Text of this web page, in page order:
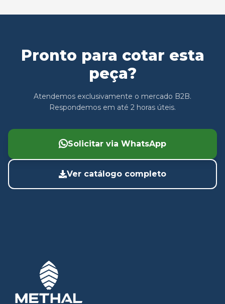
Pronto para cotar esta
peça?
Atendemos exclusivamente o mercado B2B.
Respondemos em até 2 horas úteis.
Solicitar via WhatsApp
Ver catálogo completo